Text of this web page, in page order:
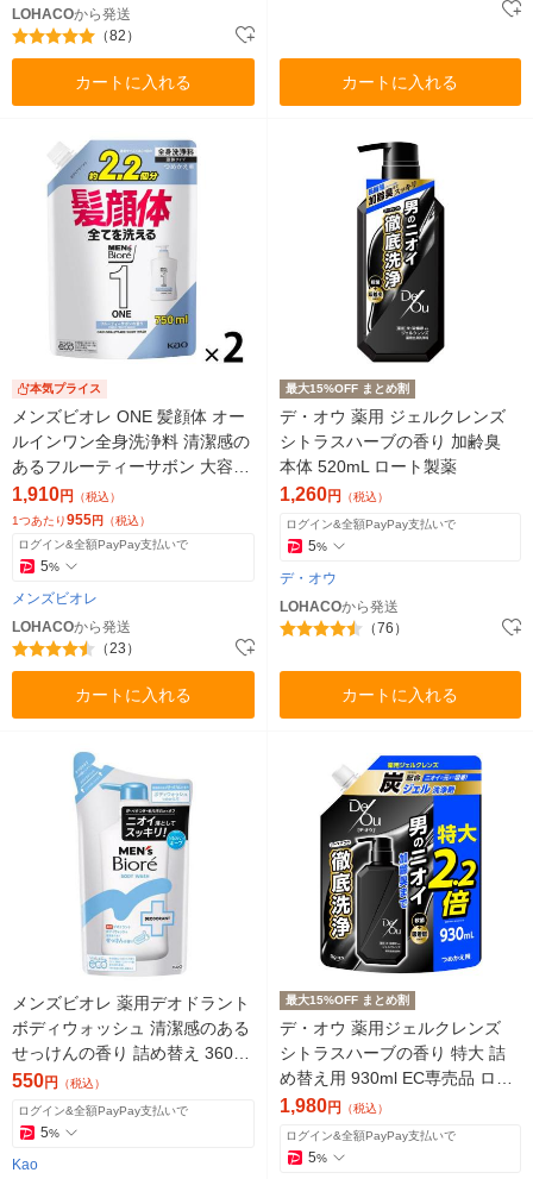
LOHACOから発送
（82）
カートに入れる カートに入れる
本気プライス
メンズビオレ ONE 髪顔体 オー
ルインワン全身洗浄料 清潔感の
あるフルーティーサボン 大容量
750ml 詰め替え ボディソープ 2
個
1,910円 （税込）
1つあたり955円 （税込）
ログイン&全額PayPay支払いで
5%
メンズビオレ
LOHACOから発送
（23）
カートに入れる
最大15%OFF まとめ割
デ・オウ 薬用 ジェルクレンズ
シトラスハーブの香り 加齢臭
本体 520mL ロート製薬
1,260円 （税込）
ログイン&全額PayPay支払いで
5%
デ・オウ
LOHACOから発送
（76）
カートに入れる
メンズビオレ 薬用デオドラント
ボディウォッシュ 清潔感のある
せっけんの香り 詰め替え 360ml
1個 花王
550円 （税込）
ログイン&全額PayPay支払いで
5%
Kao
最大15%OFF まとめ割
デ・オウ 薬用ジェルクレンズ
シトラスハーブの香り 特大 詰
め替え用 930ml EC専売品 ロー
ト製薬
1,980円 （税込）
ログイン&全額PayPay支払いで
5%